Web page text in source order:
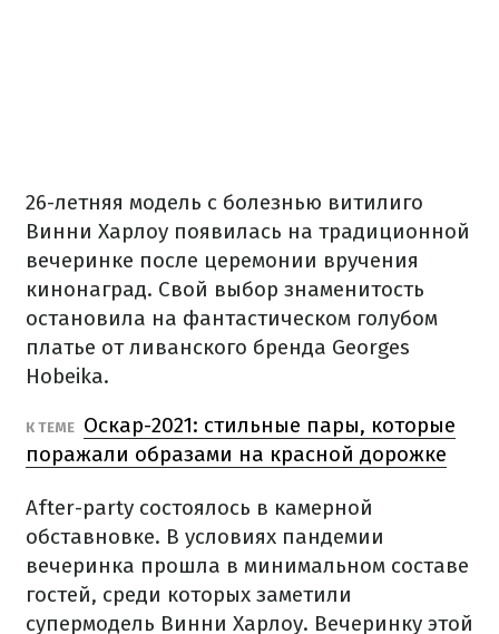
26-летняя модель с болезнью витилиго
Винни Харлоу появилась на традиционной
вечеринке после церемонии вручения
кинонаград. Свой выбор знаменитость
остановила на фантастическом голубом
платье от ливанского бренда Georges
Hobeika.
К ТЕМЕ Оскар-2021: cтильные пары, которые
поражали образами на красной дорожке
After-party состоялось в камерной
обставновке. В условиях пандемии
вечеринка прошла в минимальном составе
гостей, среди которых заметили
супермодель Винни Харлоу. Вечеринку этой